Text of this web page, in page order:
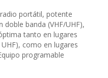
portátil, potente
doble banda (VHF/UHF),
tanto en lugares
como en lugares
programable